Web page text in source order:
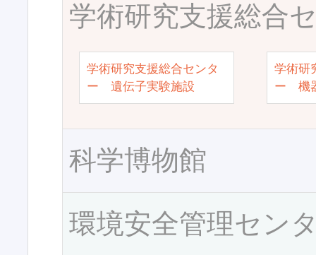
学術研究支援総合
学術研究支援総合センタ
ー 遺伝子実験施設
学術研
ー 機
科学博物館
環境安全管理セン